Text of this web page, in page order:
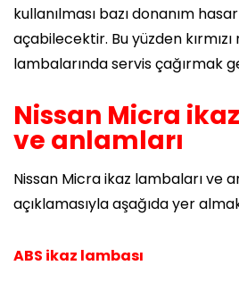
kullanılması bazı donanım
açabilecektir. Bu yüzden kırmızı
lambalarında servis çağırmak
Nissan Micra
ve anlamları
Nissan Micra ikaz lambaları ve
açıklamasıyla aşağıda yer
ABS ikaz lambası